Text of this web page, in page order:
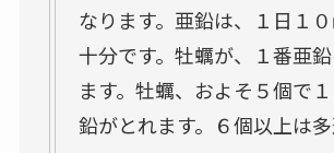
なります。亜鉛は、１日１
十分です。牡蠣が、１番亜
ます。牡蠣、およそ５個で
鉛がとれます。６個以上は多